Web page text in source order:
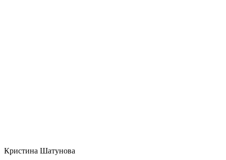
Кристина Шатунова